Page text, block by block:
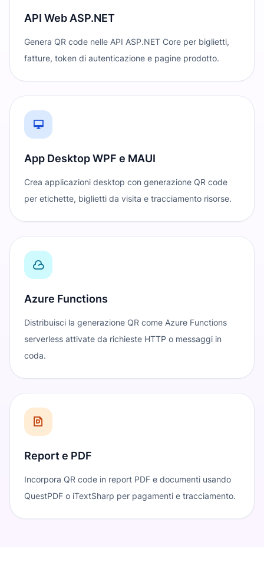
API Web ASP.NET
Genera QR code nelle API ASP.NET Core per biglietti,
fatture, token di autenticazione e pagine prodotto.
App Desktop WPF e MAUI
Crea applicazioni desktop con generazione QR code
per etichette, biglietti da visita e tracciamento risorse.
Azure Functions
Distribuisci la generazione QR come Azure Functions
serverless attivate da richieste HTTP o messaggi in
coda.
Report e PDF
Incorpora QR code in report PDF e documenti usando
QuestPDF o iTextSharp per pagamenti e tracciamento.